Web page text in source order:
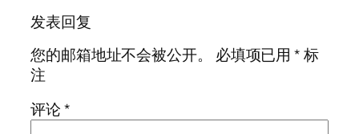
发表回复
您的邮箱地址不会被公开。
必填项已用*标
注
评论*